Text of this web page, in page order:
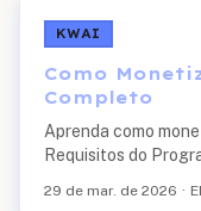
KWAI
Como
Completo
Aprenda como
Requisitos do
29 de mar. de 2026 ·